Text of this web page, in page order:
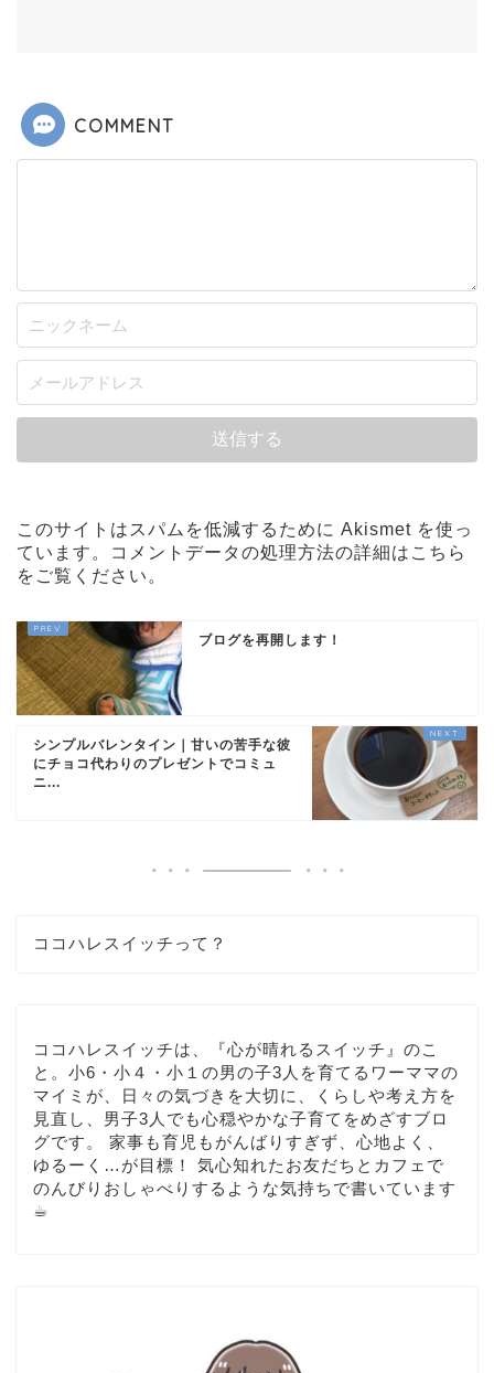
COMMENT
このサイトはスパムを低減するために Akismet を使っ
ています。
コメントデータの処理方法の詳細はこちら
をご覧ください 。
ブログを再開します！
シンプルバレンタイン｜甘いの苦手な彼
にチョコ代わりのプレゼントでコミュ
ニ...
ココハレスイッチって？
ココハレスイッチは、『心が晴れるスイッチ』のこ
と。小6・小４・小１の男の子3人を育てるワーママの
マイミが、日々の気づきを大切に、くらしや考え方を
見直し、男子3人でも心穏やかな子育てをめざすブロ
グです。 家事も育児もがんばりすぎず、心地よく、
ゆるーく…が目標！ 気心知れたお友だちとカフェで
のんびりおしゃべりするような気持ちで書いています
☕︎